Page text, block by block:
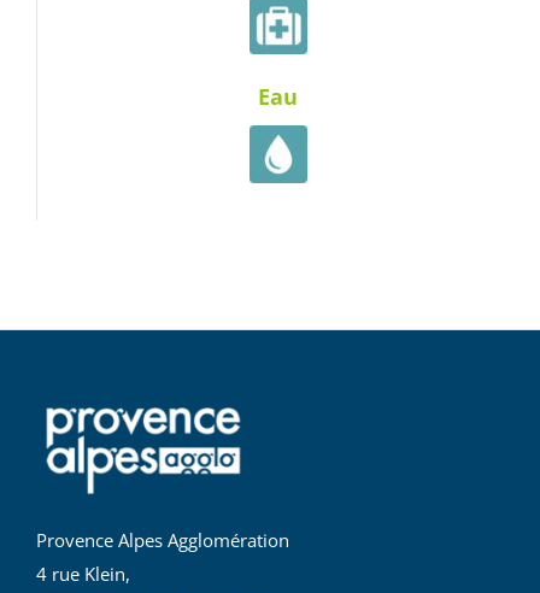
Eau
Provence Alpes Agglomération
4 rue Klein,